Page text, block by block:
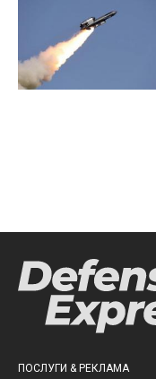
ПОСЛУГИ & РЕКЛАМА